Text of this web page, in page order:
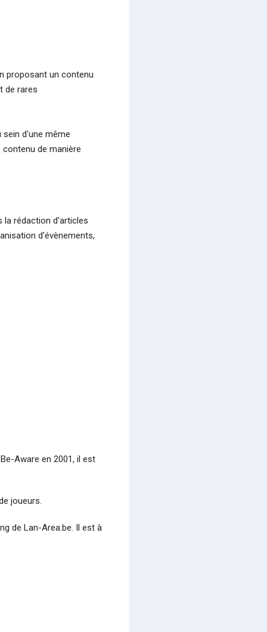
proposant un contenu
de rares
d'une même
de manière
la rédaction d'articles
d'évènements,
Aware en 2001, il est
joueurs.
de Lan-Area.be. Il est à